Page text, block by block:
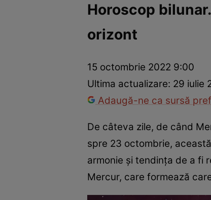
Dragoste și Sex
Horoscop
orizont
15 octombrie 2022 9:00
Ultima actualizare: 29 iulie
Adaugă-ne ca sursă
De câteva zile, de când
spre 23 octombrie,
armonie și tendința de a fi
Mercur, care formează